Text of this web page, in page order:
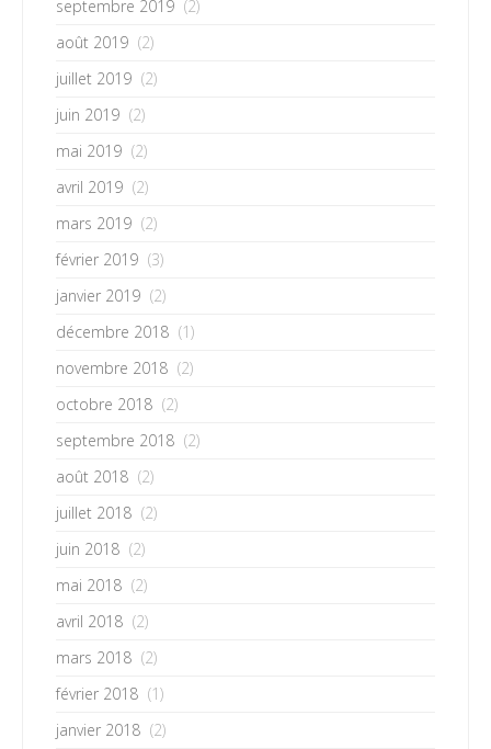
septembre 2019 (2)
août 2019 (2)
juillet 2019 (2)
juin 2019 (2)
mai 2019 (2)
avril 2019 (2)
mars 2019 (2)
février 2019 (3)
janvier 2019 (2)
décembre 2018 (1)
novembre 2018 (2)
octobre 2018 (2)
septembre 2018 (2)
août 2018 (2)
juillet 2018 (2)
juin 2018 (2)
mai 2018 (2)
avril 2018 (2)
mars 2018 (2)
février 2018 (1)
janvier 2018 (2)